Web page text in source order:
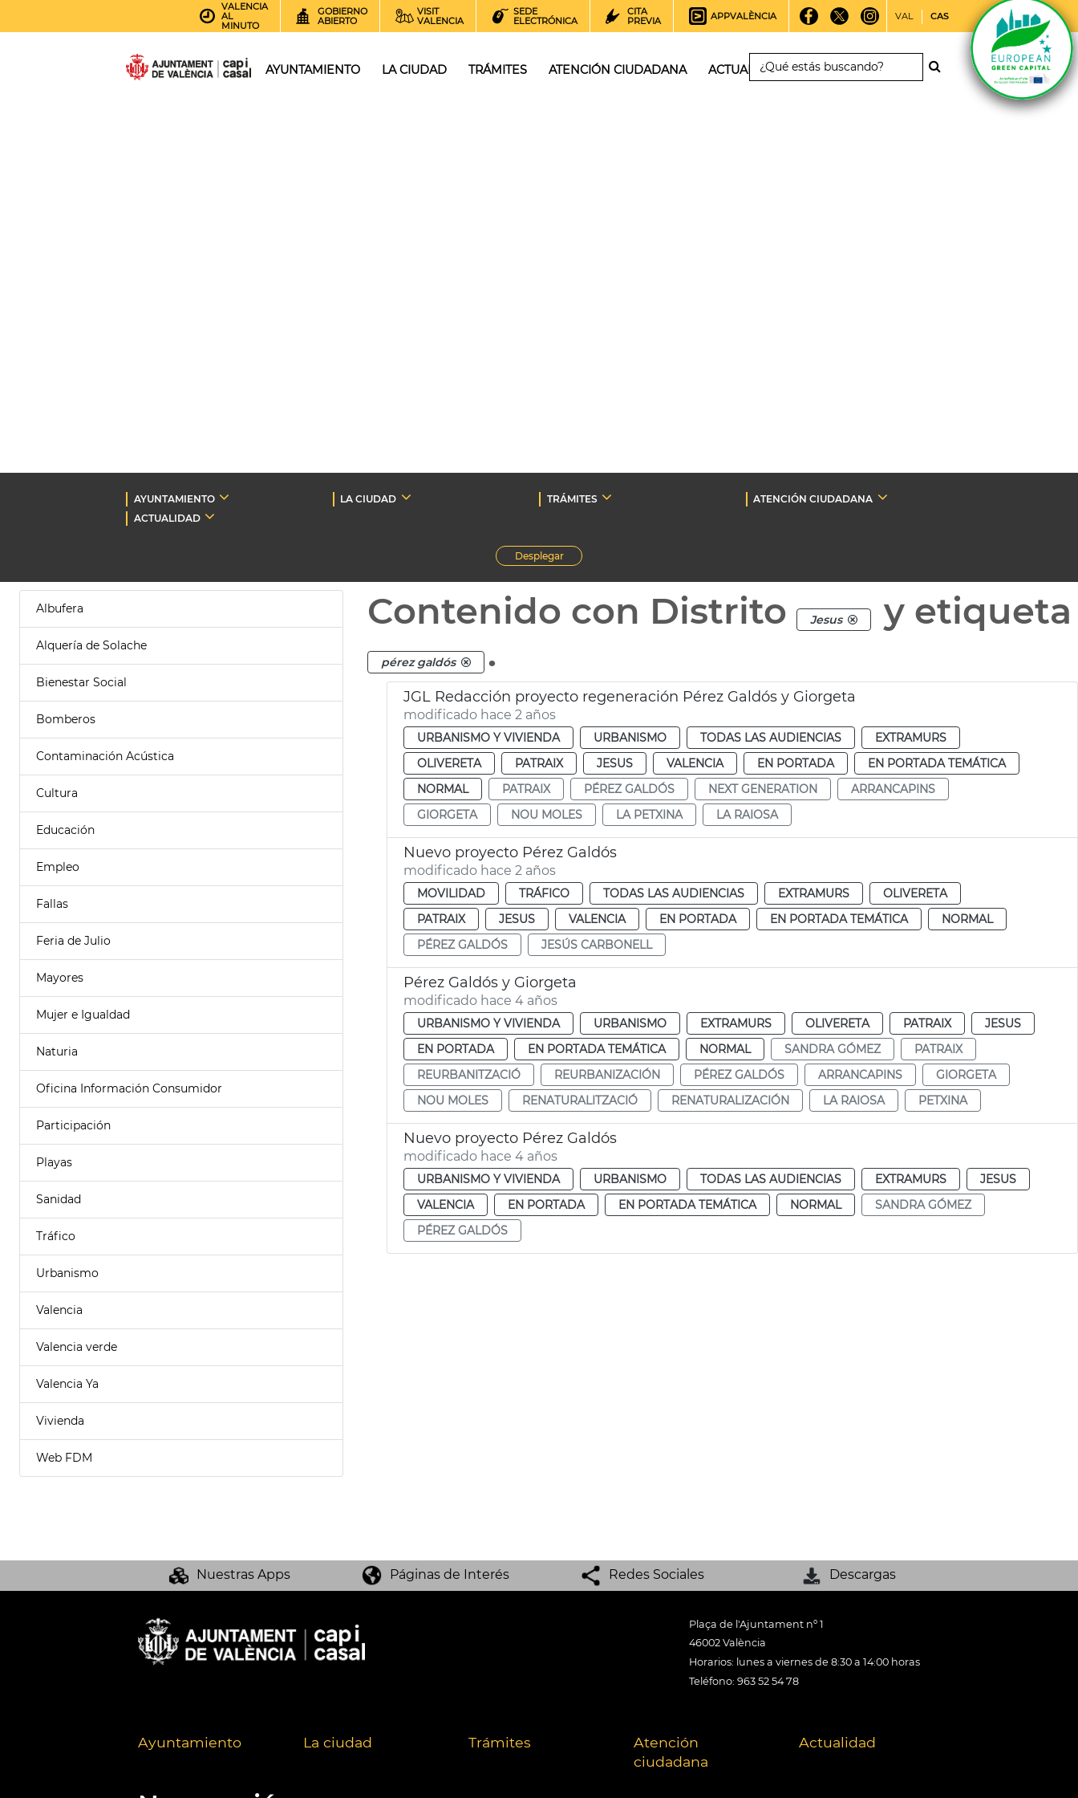
VALENCIA
AL
MINUTO
GOBIERNO
ABIERTO
VISIT
VALENCIA
SEDE
ELECTRÓNICA
CITA
PREVIA
APPVALÈNCIA VAL CAS
AYUNTAMIENTO LA CIUDAD TRÁMITES ATENCIÓN CIUDADANA ACTUALIDAD
AYUNTAMIENTO LA CIUDAD TRÁMITES
ATENCIÓN CIUDADANA
ACTUALIDAD
Desplegar
Albufera
Alquería de Solache
Bienestar Social
Bomberos
Contaminación Acústica
Cultura
Educación
Empleo
Fallas
Feria de Julio
Mayores
Mujer e Igualdad
Naturia
Oficina Información Consumidor
Participación
Playas
Sanidad
Tráfico
Urbanismo
Valencia
Valencia verde
Valencia Ya
Vivienda
Web FDM
Contenido con Distrito Jesus y etiqueta
pérez galdós .
JGL Redacción proyecto regeneración Pérez Galdós y Giorgeta
modificado hace 2 años
URBANISMO Y VIVIENDA URBANISMO TODAS LAS AUDIENCIAS
EXTRAMURS
OLIVERETA
PATRAIX JESUS VALENCIA EN PORTADA
EN PORTADA TEMÁTICA
NORMAL
PATRAIX PÉREZ GALDÓS NEXT GENERATION
ARRANCAPINS
GIORGETA
NOU MOLES LA PETXINA LA RAIOSA
Nuevo proyecto Pérez Galdós
modificado hace 2 años
MOVILIDAD TRÁFICO TODAS LAS AUDIENCIAS EXTRAMURS
OLIVERETA
PATRAIX
JESUS VALENCIA EN PORTADA EN PORTADA TEMÁTICA
NORMAL
PÉREZ GALDÓS
JESÚS CARBONELL
Pérez Galdós y Giorgeta
modificado hace 4 años
URBANISMO Y VIVIENDA URBANISMO EXTRAMURS OLIVERETA PATRAIX
JESUS
EN PORTADA
EN PORTADA TEMÁTICA NORMAL SANDRA GÓMEZ
PATRAIX
REURBANITZACIÓ
REURBANIZACIÓN PÉREZ GALDÓS ARRANCAPINS
GIORGETA
NOU MOLES
RENATURALITZACIÓ RENATURALIZACIÓN LA RAIOSA PETXINA
Nuevo proyecto Pérez Galdós
modificado hace 4 años
URBANISMO Y VIVIENDA URBANISMO TODAS LAS AUDIENCIAS EXTRAMURS
JESUS
VALENCIA
EN PORTADA EN PORTADA TEMÁTICA NORMAL
SANDRA GÓMEZ
PÉREZ GALDÓS
Nuestras Apps Páginas de Interés Redes Sociales Descargas
Plaça de l'Ajuntament nº 1
46002 València
Horarios: lunes a viernes de 8:30 a 14:00 horas
Teléfono: 963 52 54 78
Ayuntamiento La ciudad Trámites
Atención
ciudadana
Actualidad